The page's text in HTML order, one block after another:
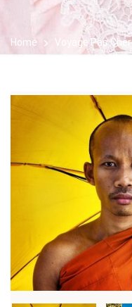
Home Voyage Pas Cher